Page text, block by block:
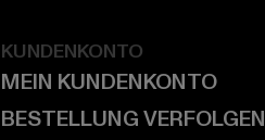
KUNDENKONTO
MEIN KUNDENKONTO
BESTELLUNG VERFOLGEN